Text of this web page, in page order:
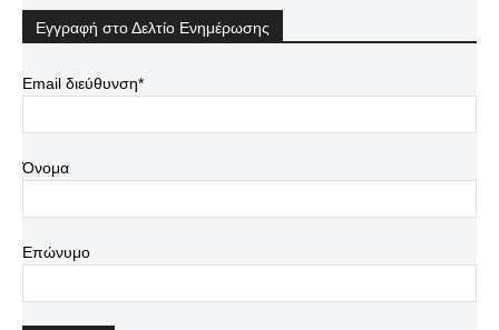
Εγγραφή στο Δελτίο Ενημέρωσης
Email διεύθυνση*
Όνομα
Επώνυμο